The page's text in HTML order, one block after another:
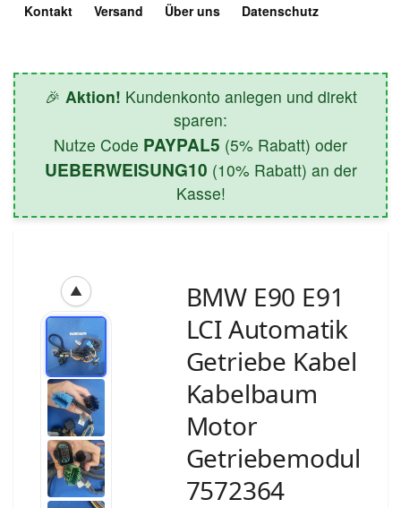
Kontakt Versand Über uns Datenschutz
🎉 Aktion! Kundenkonto anlegen und direkt
sparen:
Nutze Code PAYPAL5 (5% Rabatt) oder
UEBERWEISUNG10 (10% Rabatt) an der
Kasse!
▲
BMW E90 E91
LCI Automatik
Getriebe Kabel
Kabelbaum
Motor
Getriebemodul
7572364